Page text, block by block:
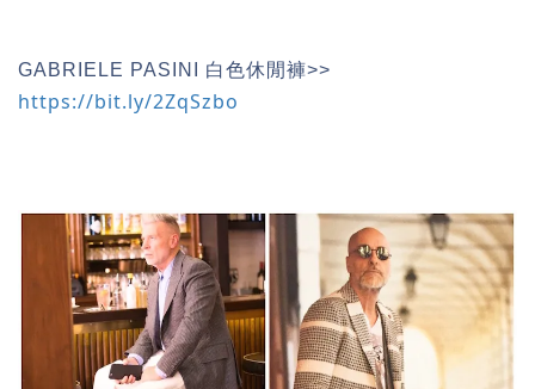
GABRIELE PASINI 白色休閒褲>>
https://bit.ly/2ZqSzbo